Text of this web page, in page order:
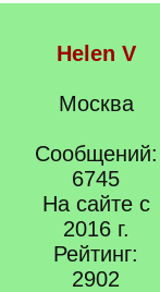
Helen V
Москва
Сообщений:
6745
На сайте с
2016 г.
Рейтинг:
2902